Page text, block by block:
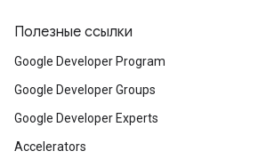
Полезные ссылки
Google Developer Program
Google Developer Groups
Google Developer Experts
Accelerators